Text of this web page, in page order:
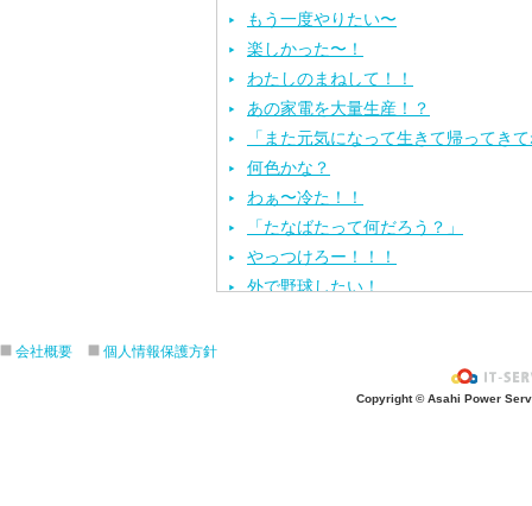
もう一度やりたい〜
楽しかった〜！
わたしのまねして！！
あの家電を大量生産！？
「また元気になって生きて帰ってき
何色かな？
わぁ〜冷た！！
「たなばたって何だろう？」
やっつけろー！！！
外で野球したい！
あの先生はだ〜れ？
会社概要 個人情報保護方針
Copyright © Asahi Power